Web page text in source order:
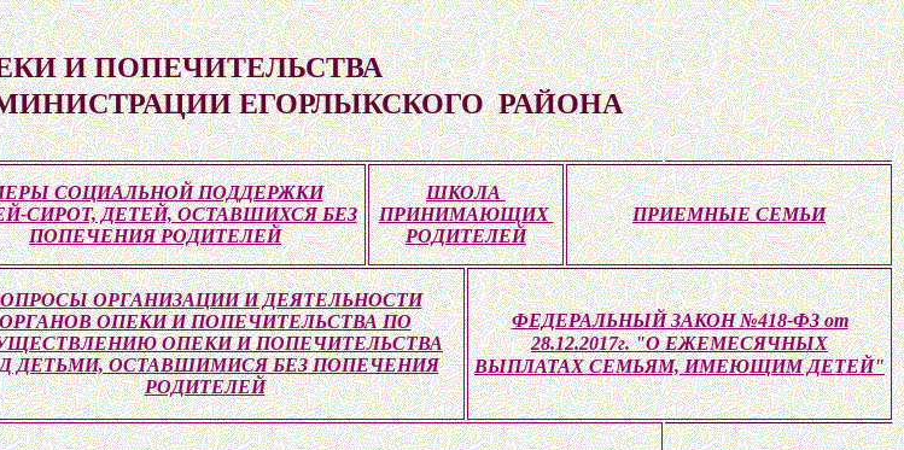
И ПОПЕЧИТЕЛЬСТВА
ЕГОРЛЫКСКОГО РАЙОНА
СОЦИАЛЬНОЙ ПОДДЕРЖКИ
СИРОТ, ДЕТЕЙ, ОСТАВШИХСЯ БЕЗ
ПОПЕЧЕНИЯ РОДИТЕЛЕЙ
ШКОЛА
ПРИНИМАЮЩИХ
РОДИТЕЛЕЙ
ПРИЕМНЫЕ СЕМЬИ
ОРГАНИЗАЦИИ И ДЕЯТЕЛЬНОСТИ
ОПЕКИ И ПОПЕЧИТЕЛЬСТВА ПО
ОПЕКИ И ПОПЕЧИТЕЛЬСТВА
ДЕТЬМИ, ОСТАВШИМИСЯ БЕЗ ПОПЕЧЕНИЯ
РОДИТЕЛЕЙ
ФЕДЕРАЛЬНЫЙ ЗАКОН №418-ФЗ от
28.12.2017г. "О ЕЖЕМЕСЯЧНЫХ
ВЫПЛАТАХ СЕМЬЯМ, ИМЕЮЩИМ ДЕТЕЙ"